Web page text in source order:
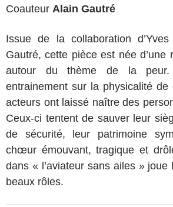
Coauteur Alain Gautré
Issue de la collaboration
Gautré, cette pièce est née d’une
autour du thème de la
entrainement sur la physicalité de
acteurs ont laissé naître des
Ceux-ci tentent de sauver leur
de sécurité, leur patrimoine
chœur émouvant, tragique et
dans « l’aviateur sans ailes » joue
beaux rôles.